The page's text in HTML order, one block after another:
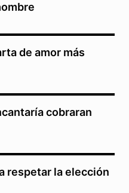
de amor más
cobraran
respetar la elección